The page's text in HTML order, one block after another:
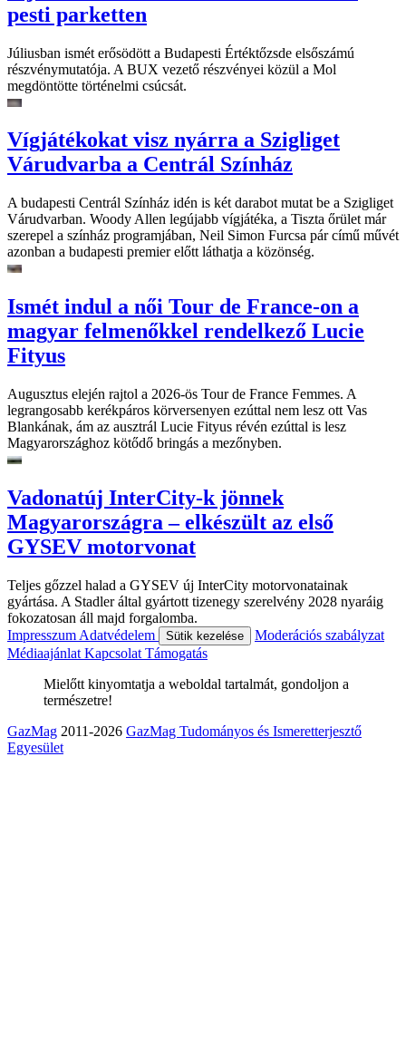
pesti parketten
Júliusban ismét erősödött a Budapesti Értéktőzsde elsőszámú
részvénymutatója. A BUX vezető részvényei közül a Mol
megdöntötte történelmi csúcsát.
Vígjátékokat visz nyárra a Szigliget
Várudvarba a Centrál Színház
A budapesti Centrál Színház idén is két darabot mutat be a Szigliget
Várudvarban. Woody Allen legújabb vígjátéka, a Tiszta őrület már
szerepel a színház programjában, Neil Simon Furcsa pár című művét
azonban a budapesti premier előtt láthatja a közönség.
Ismét indul a női Tour de France-on a
magyar felmenőkkel rendelkező Lucie
Fityus
Augusztus elején rajtol a 2026-ös Tour de France Femmes. A
legrangosabb kerékpáros körversenyen ezúttal nem lesz ott Vas
Blankának, ám az ausztrál Lucie Fityus révén ezúttal is lesz
Magyarországhoz kötődő bringás a mezőnyben.
Vadonatúj InterCity-k jönnek
Magyarországra – elkészült az első
GYSEV motorvonat
Teljes gőzzel halad a GYSEV új InterCity motorvonatainak
gyártása. A Stadler által gyártott tizenegy szerelvény 2028 nyaráig
fokozatosan áll majd forgalomba.
Impresszum Adatvédelem Sütik kezelése
Moderációs szabályzat
Médiaajánlat Kapcsolat Támogatás
Mielőtt kinyomtatja a weboldal tartalmát, gondoljon a
természetre!
GazMag 2011-2026 GazMag Tudományos és Ismeretterjesztő
Egyesület